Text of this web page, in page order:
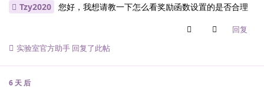
Tzy2020 您好，我想请教一下怎么看奖励函数设置的是否合理
回复
实验室官方助手 回复了此帖
6 天 后